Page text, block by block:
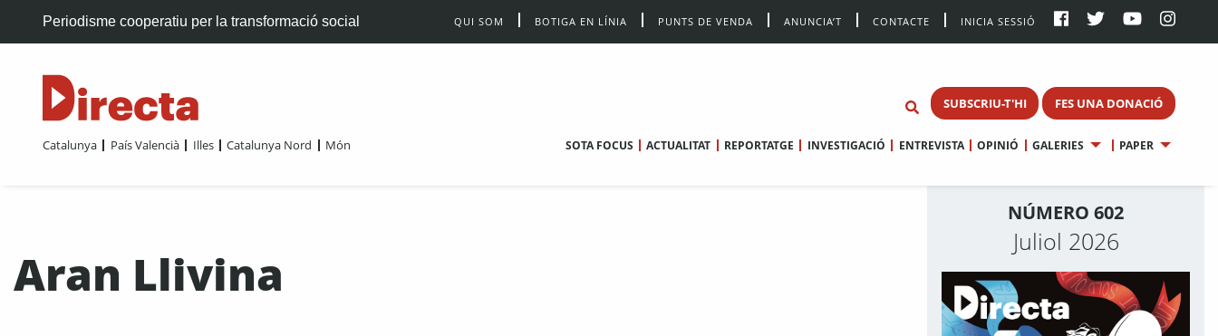
Periodisme cooperatiu per la transformació social QUI SOM BOTIGA EN LÍNIA PUNTS DE VENDA ANUNCIA’T CONTACTE INICIA SESSIÓ
SUBSCRIU-T'HI FES UNA DONACIÓ
Catalunya País Valencià Illes Catalunya Nord Món SOTA FOCUS ACTUALITAT REPORTATGE INVESTIGACIÓ ENTREVISTA OPINIÓ GALERIES PAPER
Aran Llivina
NÚMERO 602
Juliol 2026